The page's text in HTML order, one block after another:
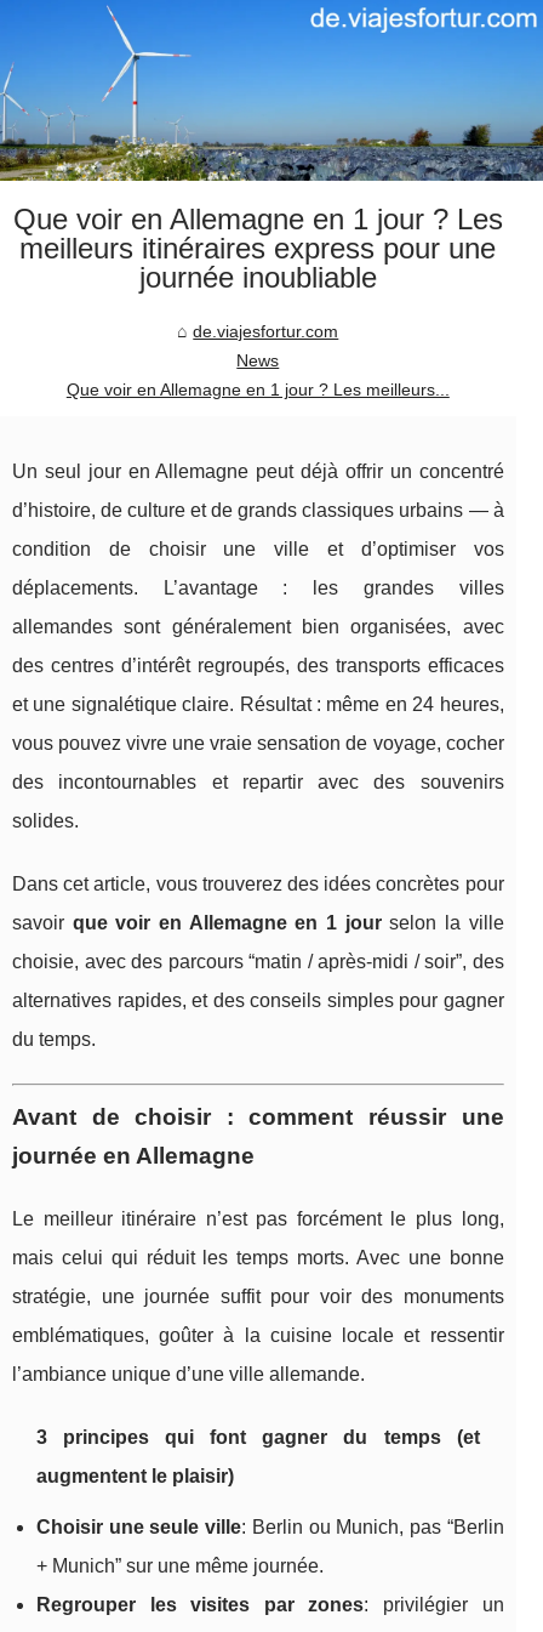
Que voir en Allemagne en 1 jour ? Les
meilleurs itinéraires express pour une
journée inoubliable
de.viajesfortur.com
News
Que voir en Allemagne en 1 jour ? Les meilleurs...
Un seul jour en Allemagne peut déjà offrir un concentré
d’histoire, de culture et de grands classiques urbains — à
condition de choisir une ville et d’optimiser vos
déplacements. L’avantage : les grandes villes
allemandes sont généralement bien organisées, avec
des centres d’intérêt regroupés, des transports efficaces
et une signalétique claire. Résultat : même en 24 heures,
vous pouvez vivre une vraie sensation de voyage, cocher
des incontournables et repartir avec des souvenirs
solides.
Dans cet article, vous trouverez des idées concrètes pour
savoir que voir en Allemagne en 1 jourselon la ville
choisie, avec des parcours “matin / après-midi / soir”, des
alternatives rapides, et des conseils simples pour gagner
du temps.
Avant de choisir : comment réussir une
journée en Allemagne
Le meilleur itinéraire n’est pas forcément le plus long,
mais celui qui réduit les temps morts. Avec une bonne
stratégie, une journée suffit pour voir des monuments
emblématiques, goûter à la cuisine locale et ressentir
l’ambiance unique d’une ville allemande.
3 principes qui font gagner du temps (et
augmentent le plaisir)
Choisir une seule ville: Berlin ou Munich, pas “Berlin
+ Munich” sur une même journée.
Regrouper les visites par zones: privilégier un